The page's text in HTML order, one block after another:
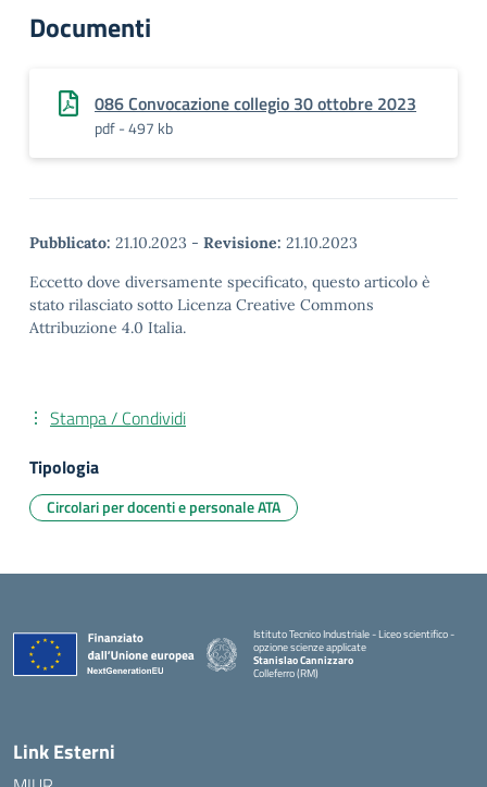
Documenti
086 Convocazione collegio 30 ottobre 2023
pdf - 497 kb
Pubblicato: 21.10.2023 - Revisione: 21.10.2023
Eccetto dove diversamente specificato, questo articolo è
stato rilasciato sotto Licenza Creative Commons
Attribuzione 4.0 Italia.
Stampa / Condividi
Tipologia
Circolari per docenti e personale ATA
Istituto Tecnico Industriale - Liceo scientifico -
opzione scienze applicate
Stanislao Cannizzaro
Colleferro (RM)
Link Esterni